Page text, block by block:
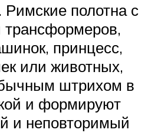
полотна с
принцесс,
или животных,
штрихом в
и формируют
и неповторимый